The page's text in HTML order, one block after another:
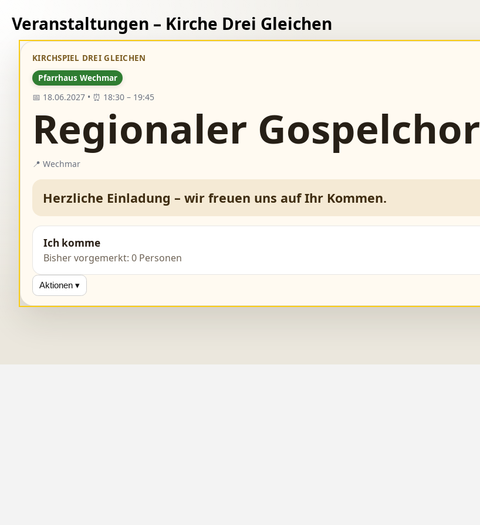
Veranstaltungen – Kirche Drei Gleichen
KIRCHSPIEL DREI GLEICHEN
Pfarrhaus Wechmar
📅 18.06.2027 • ⏰ 18:30 – 19:45
Regionaler Gospelchor
📍 Wechmar
Herzliche Einladung – wir freuen uns auf Ihr Kommen.
Ich komme
Bisher vorgemerkt: 0 Personen
Aktionen ▾